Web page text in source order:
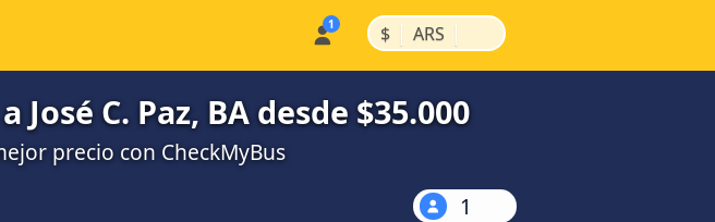
$ | ARS |
C. Paz, BA desde $35.000
precio con CheckMyBus
1